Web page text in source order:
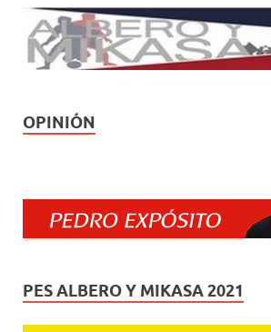
OPINIÓN
PES ALBERO Y MIKASA 2021